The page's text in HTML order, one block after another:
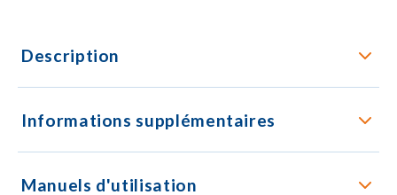
Description
Informations supplémentaires
Manuels d'utilisation